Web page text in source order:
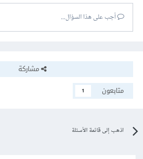
أجب على هذا السؤال...
مشاركة
متابعون
1
اذهب إلى قائمة الأسئلة